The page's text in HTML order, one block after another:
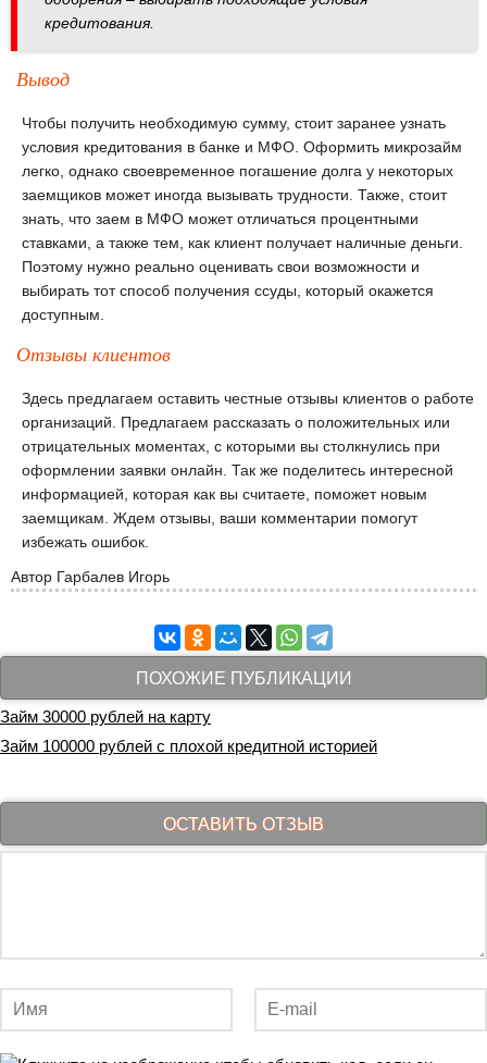
кредитования.
Вывод
Чтобы получить необходимую сумму, стоит заранее узнать
условия кредитования в банке и МФО. Оформить микрозайм
легко, однако своевременное погашение долга у некоторых
заемщиков может иногда вызывать трудности. Также, стоит
знать, что заем в МФО может отличаться процентными
ставками, а также тем, как клиент получает наличные деньги.
Поэтому нужно реально оценивать свои возможности и
выбирать тот способ получения ссуды, который окажется
доступным.
Отзывы клиентов
Здесь предлагаем оставить честные отзывы клиентов о работе
организаций. Предлагаем рассказать о положительных или
отрицательных моментах, с которыми вы столкнулись при
оформлении заявки онлайн. Так же поделитесь интересной
информацией, которая как вы считаете, поможет новым
заемщикам. Ждем отзывы, ваши комментарии помогут
избежать ошибок.
Автор Гарбалев Игорь
ПОХОЖИЕ ПУБЛИКАЦИИ
Займ 30000 рублей на карту
Займ 100000 рублей с плохой кредитной историей
ОСТАВИТЬ ОТЗЫВ